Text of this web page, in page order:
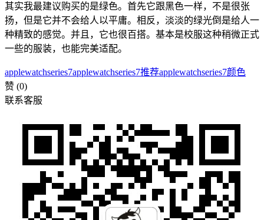
其实我最建议购买的是绿色。首先它跟黑色一样，不是很张
扬，但是它并不会给人以平庸。相反，淡淡的绿光倒是给人一
种精致的感觉。并且，它也很百搭。基本是校服这种稍微正式
一些的服装，也能完美适配。
applewatchseries7applewatchseries7推荐applewatchseries7颜色
赞 (0)
联系客服